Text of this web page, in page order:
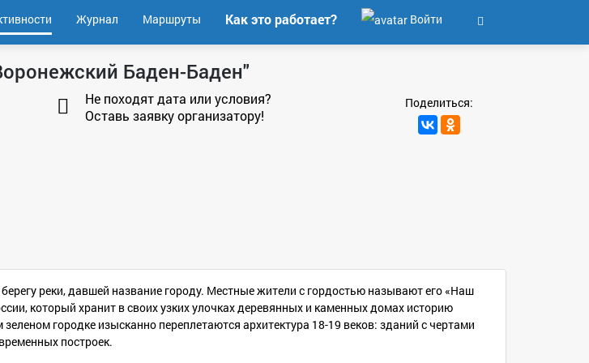
Журнал Маршруты Как это работает? Войти
Баден-Баден"
Не походят дата или условия?
Оставь заявку организатору!
Поделиться:
реки, давшей название городу. Местные жители с гордостью называют его «Наш
который хранит в своих узких улочках деревянных и каменных домах историю
городке изысканно переплетаются архитектура 18-19 веков: зданий с чертами
построек.